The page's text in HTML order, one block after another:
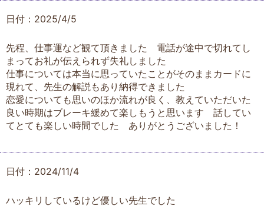
日付：2025/4/5
先程、仕事運など観て頂きました 電話が途中で切れてし
まってお礼が伝えられず失礼しました
仕事については本当に思っていたことがそのままカードに
現れて、先生の解説もあり納得できました
恋愛についても思いのほか流れが良く、教えていただいた
良い時期はブレーキ緩めて楽しもうと思います 話してい
てとても楽しい時間でした ありがとうございました！
日付：2024/11/4
ハッキリしているけど優しい先生でした